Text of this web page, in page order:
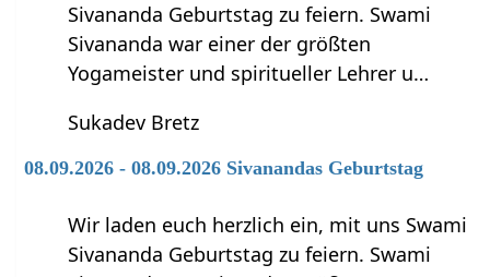
Sivananda Geburtstag zu feiern. Swami
Sivananda war einer der größten
Yogameister und spiritueller Lehrer u…
Sukadev Bretz
08.09.2026 - 08.09.2026 Sivanandas Geburtstag
Wir laden euch herzlich ein, mit uns Swami
Sivananda Geburtstag zu feiern. Swami